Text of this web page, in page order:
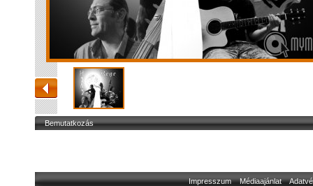
Bemutatkozás
Impresszum Médiaajánlat